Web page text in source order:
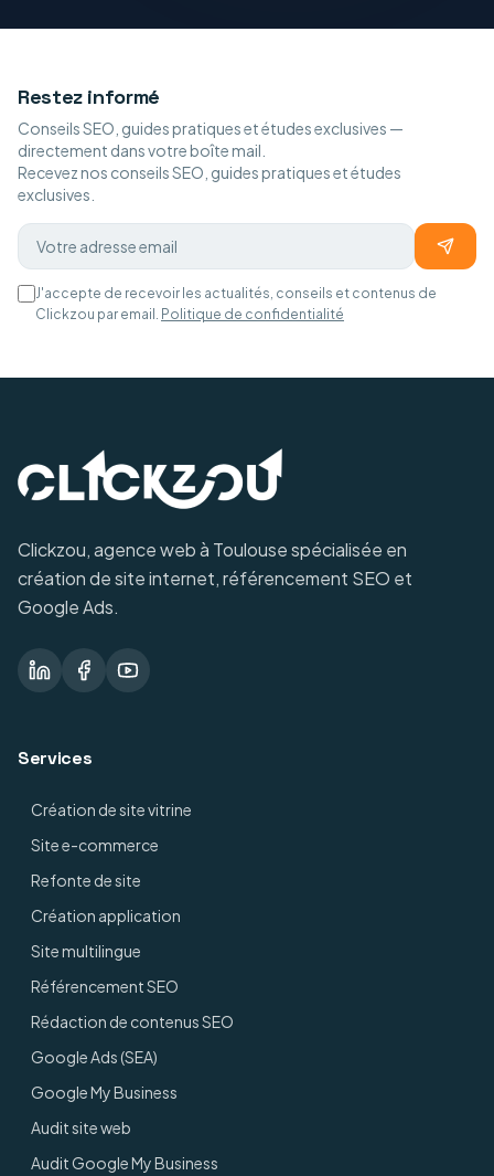
Restez informé
Conseils SEO, guides pratiques et études exclusives —
directement dans votre boîte mail.
Recevez nos conseils SEO, guides pratiques et études
exclusives.
J'accepte de recevoir les actualités, conseils et contenus de
Clickzou par email. Politique de confidentialité
Clickzou, agence web à Toulouse spécialisée en
création de site internet, référencement SEO et
Google Ads.
Services
Création de site vitrine
Site e-commerce
Refonte de site
Création application
Site multilingue
Référencement SEO
Rédaction de contenus SEO
Google Ads (SEA)
Google My Business
Audit site web
Audit Google My Business